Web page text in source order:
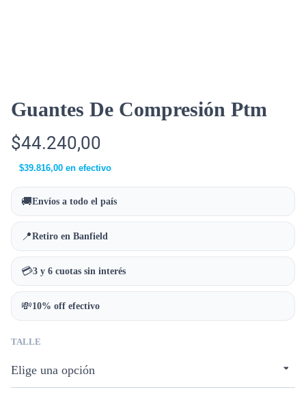
Guantes De Compresión Ptm
$44.240,00
$39.816,00 en efectivo
🚚Envíos a todo el país
📍Retiro en Banfield
💳3 y 6 cuotas sin interés
💸10% off efectivo
TALLE